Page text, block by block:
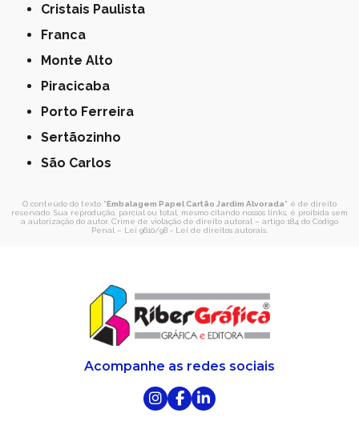
Cristais Paulista
Franca
Monte Alto
Piracicaba
Porto Ferreira
Sertãozinho
São Carlos
O conteúdo do texto "Embalagem Papel Cartão Jardim Alvorada" é de direito
reservado. Sua reprodução, parcial ou total, mesmo citando nossos links, é proibida sem
a autorização do autor. Crime de violação de direito autoral – artigo 184 do Código
Penal – Lei 9610/98 - Lei de direitos autorais
Acompanhe as redes sociais